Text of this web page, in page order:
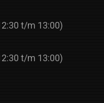
t/m 13:00)
t/m 13:00)